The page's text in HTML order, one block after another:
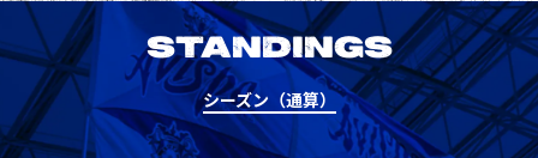
STANDINGS
シーズン（通算）
10 川崎Ｆ 1 0 1 0
12 浦和 0 0 0 1 -1
横浜FM 0 0 1 -1